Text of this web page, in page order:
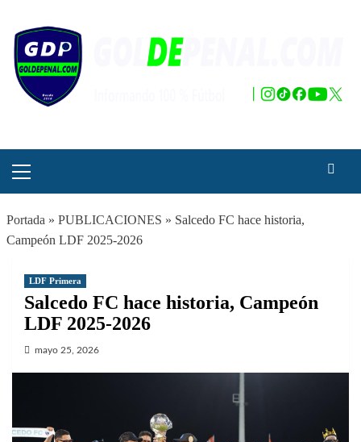
contenido
principal
Portada » PUBLICACIONES » Salcedo FC hace historia,
Campeón LDF 2025-2026
LDF Primera
Salcedo FC hace historia, Campeón
LDF 2025-2026
mayo 25, 2026